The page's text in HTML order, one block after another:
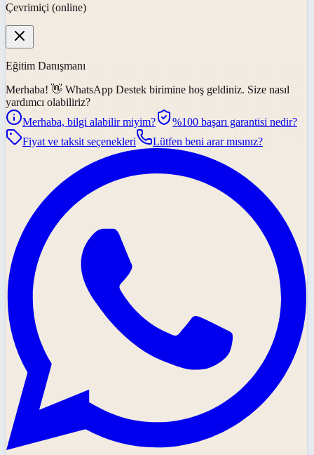
Çevrimiçi (online)
Eğitim Danışmanı
Merhaba! 👋 WhatsApp Destek birimine hoş geldiniz. Size nasıl
yardımcı olabiliriz?
Merhaba, bilgi alabilir miyim?
%100 başarı garantisi nedir?
Fiyat ve taksit seçenekleri
Lütfen beni arar mısınız?